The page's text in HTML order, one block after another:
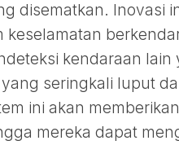
disematkan. Inovasi
kendaraan lain
seringkali luput
ini akan
mereka dapat